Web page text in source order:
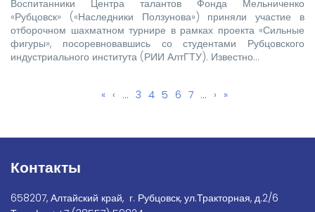
Воспитанники Центра талантов Фонда Мельниченко
«Рубцовск» («Наследники Ползунова») приняли участие в
отборочном шахматном турнире в рамках проекта «Сильные
фигуры», посоревновавшись со студентами Рубцовского
индустриального института (РИИ АлтГТУ). Известно…
Первая
« ←
‹ … Page
3 Page
4 Текущая
5 Page
6 Page
7 … Следующая
› Последняя
»
Контакты
658207, Алтайский край, г. Рубцовск, ул.Тракторная, д.2/6